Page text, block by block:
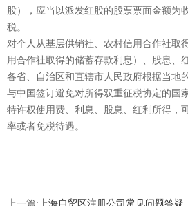
股），应当以派发红股的股票票面金额为
税。
对个人从基层供销社、农村信用合作社取
用合作社取得的储蓄存款利息）、股息、
各省、自治区和直辖市人民政府根据当地
与中国签订避免对所得双重征税协定的国
特许权使用费、利息、股息、红利所得，
率或者免税待遇。
上一篇: 上海自贸区注册公司常见问题答疑